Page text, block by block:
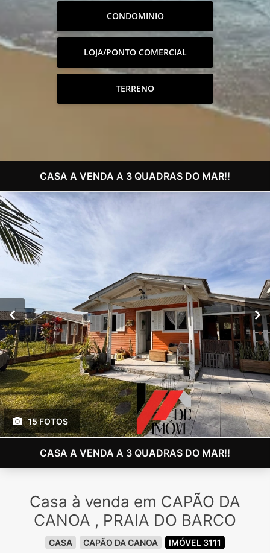
CONDOMINIO
LOJA/PONTO COMERCIAL
TERRENO
CASA A VENDA A 3 QUADRAS DO MAR!!
15 FOTOS
CASA A VENDA A 3 QUADRAS DO MAR!!
Casa à venda em CAPÃO DA
CANOA , PRAIA DO BARCO
CASA CAPÃO DA CANOA IMÓVEL 3111